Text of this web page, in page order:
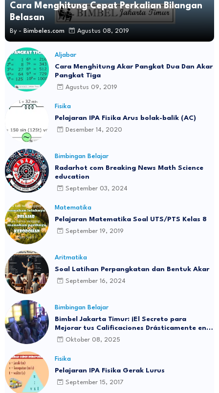
Cara Menghitung Cepat Perkalian Bilangan
Belasan
By - Bimbeles.com Agustus 08, 2019
Aljabar
Cara Menghitung Akar Pangkat Dua Dan Akar
Pangkat Tiga
Agustus 09, 2019
Fisika
Pelajaran IPA Fisika Arus bolak-balik (AC)
Desember 14, 2020
Bimbingan Belajar
Radarhot com Breaking News Math Science
education
September 03, 2024
Matematika
Pelajaran Matematika Soal UTS/PTS Kelas 8
September 19, 2019
Aritmatika
Soal Latihan Perpangkatan dan Bentuk Akar
September 16, 2024
Bimbingan Belajar
Bimbel Jakarta Timur: ¡El Secreto para
Mejorar tus Calificaciones Drásticamente en 3
Meses!Oktober 08, 2025
Fisika
Pelajaran IPA Fisika Gerak Lurus
September 15, 2017